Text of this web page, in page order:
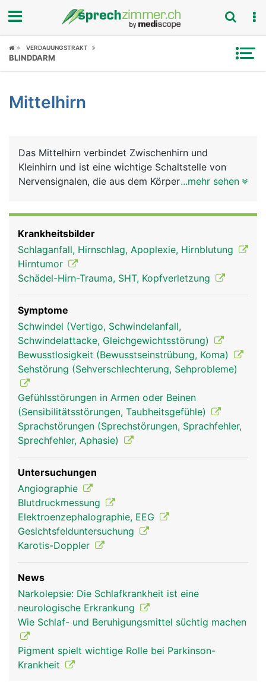
Fokus
Symptome
News
Rubriken
VERDAUUNGSTRAKT
BLINDDARM
Mittelhirn
Das Mittelhirn verbindet Zwischenhirn und
Kleinhirn und ist eine wichtige Schaltstelle von
Nervensignalen, die aus dem Körper zum Grosshirn
Augenbewegungen.
Mittelhirn Frau
...mehr sehen
Krankheitsbilder
Schlaganfall, Hirnschlag, Apoplexie, Hirnblutung
Hirntumor
Schädel-Hirn-Trauma, SHT, Kopfverletzung
Symptome
Schwindel (Vertigo, Schwindelanfall,
Schwindelattacke, Gleichgewichtsstörung)
Bewusstlosigkeit (Bewusstseinstrübung, Koma)
Sehstörung (Sehverschlechterung, Sehprobleme)
Gefühlsstörungen in Armen oder Beinen
(Sensibilitätsstörungen, Taubheitsgefühle)
Sprachstörungen (Sprechstörungen, Sprachfehler,
Sprechfehler, Aphasie)
Untersuchungen
Angiographie
Blutdruckmessung
Elektroenzephalographie, EEG
Gesichtsfelduntersuchung
Karotis-Doppler
News
Narkolepsie: Die Schlafkrankheit ist eine
neurologische Erkrankung
Wie Schlaf- und Beruhigungsmittel süchtig machen
Pigment spielt wichtige Rolle bei Parkinson-
Krankheit